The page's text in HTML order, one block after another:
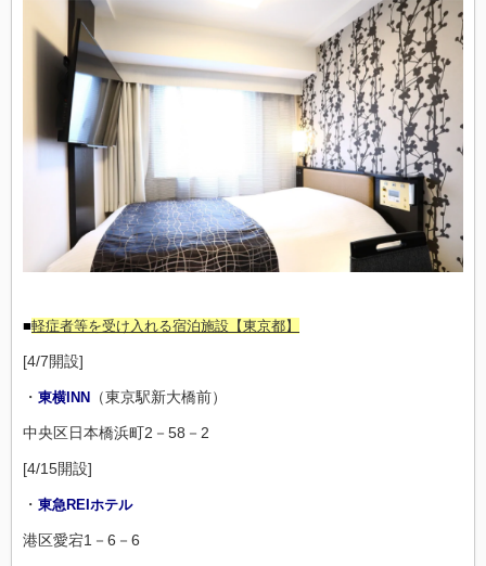
■軽症者等を受け入れる宿泊施設【東京都】
[4/7開設]
・ 東横INN （東京駅新大橋前）
中央区日本橋浜町2－58－2
[4/15開設]
・ 東急REIホテル
港区愛宕1－6－6